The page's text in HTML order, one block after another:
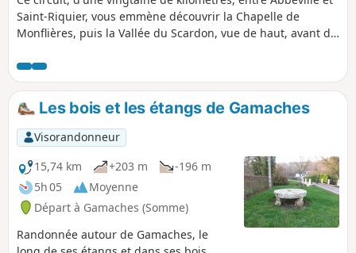
Saint-Riquier, vous emmène découvrir la Chapelle de
Monflières, puis la Vallée du Scardon, vue de haut, avant de
Les bois et les étangs de Gamaches
Visorandonneur
15,74 km
+203 m
-196 m
5h 05
Moyenne
Départ à Gamaches (Somme)
Randonnée autour de Gamaches, le